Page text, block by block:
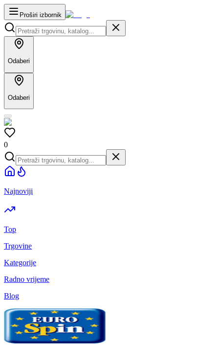
Proširi izbornik
Odaberi
Odaberi
0
Najnoviji
Top
Trgovine
Kategorije
Radno vrijeme
Blog